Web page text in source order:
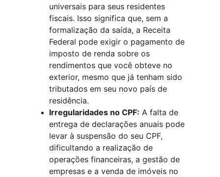
universais para seus residentes
fiscais. Isso significa que, sem a
formalização da saída, a Receita
Federal pode exigir o pagamento de
imposto de renda sobre os
rendimentos que você obteve no
exterior, mesmo que já tenham sido
tributados em seu novo país de
residência.
Irregularidades no CPF: A falta de
entrega de declarações anuais pode
levar à suspensão do seu CPF,
dificultando a realização de
operações financeiras, a gestão de
empresas e a venda de imóveis no